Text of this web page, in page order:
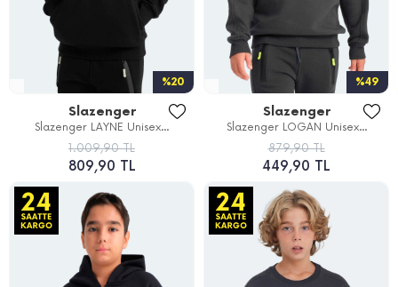
%20
Slazenger
Slazenger LAYNE Unisex...
1.009,90 TL
809,90 TL
%49
Slazenger
Slazenger LOGAN Unisex...
879,90 TL
449,90 TL